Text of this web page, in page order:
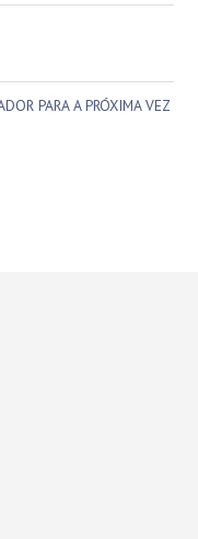
PARA A PRÓXIMA VEZ